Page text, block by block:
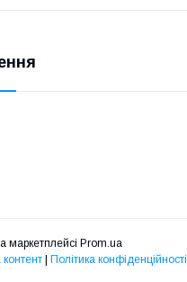
маркетплейсі Prom.ua
Політика конфіденційності